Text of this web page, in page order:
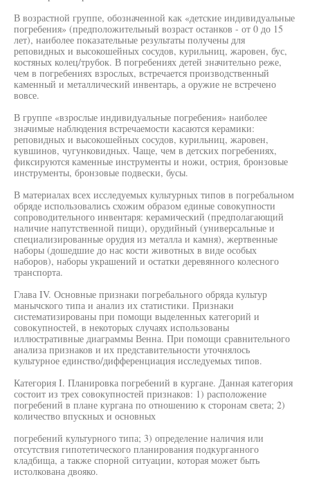
В возрастной группе, обозначенной как «детские индивидуальные
погребения» (предположительный возраст останков - от 0 до 15
лет), наиболее показательные результаты получены для
реповидных и высокошейных сосудов, курильниц, жаровен, бус,
костяных колец/трубок. В погребениях детей значительно реже,
чем в погребениях взрослых, встречается производственный
каменный и металлический инвентарь, а оружие не встречено
вовсе.
В группе «взрослые индивидуальные погребения» наиболее
значимые наблюдения встречаемости касаются керамики:
реповидных и высокошейных сосудов, курильниц, жаровен,
кувшинов, чугунковидных. Чаще, чем в детских погребениях,
фиксируются каменные инструменты и ножи, острия, бронзовые
инструменты, бронзовые подвески, бусы.
В материалах всех исследуемых культурных типов в погребальном
обряде использовались схожим образом единые совокупности
сопроводительного инвентаря: керамический (предполагающий
наличие напутственной пищи), орудийный (универсальные и
специализированные орудия из металла и камня), жертвенные
наборы (дошедшие до нас кости животных в виде особых
наборов), наборы украшений и остатки деревянного колесного
транспорта.
Глава IV. Основные признаки погребального обряда культур
манычского типа и анализ их статистики. Признаки
систематизированы при помощи выделенных категорий и
совокупностей, в некоторых случаях использованы
иллюстративные диаграммы Венна. При помощи сравнительного
анализа признаков и их представительности уточнялось
культурное единство/дифференциация исследуемых типов.
Категория I. Планировка погребений в кургане. Данная категория
состоит из трех совокупностей признаков: 1) расположение
погребений в плане кургана по отношению к сторонам света; 2)
количество впускных и основных
погребений культурного типа; 3) определение наличия или
отсутствия гипотетического планирования подкурганного
кладбища, а также спорной ситуации, которая может быть
истолкована двояко.